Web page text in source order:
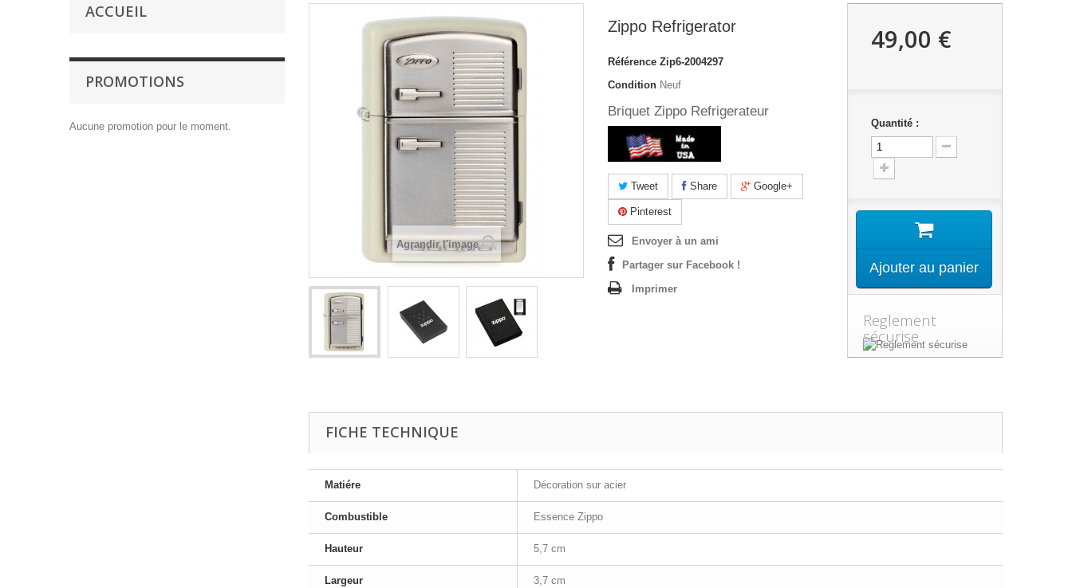
ACCUEIL
PROMOTIONS
Aucune promotion pour le moment.
Agrandir l'image
Zippo Refrigerator
Référence Zip6-2004297
Condition Neuf
Briquet Zippo Refrigerateur
Tweet Share Google+
Pinterest
Envoyer à un ami
Partager sur Facebook !
Imprimer
49,00 €
Quantité :
Ajouter au panier
Reglement
sécurise
FICHE TECHNIQUE
Matiére Décoration sur acier
Combustible Essence Zippo
Hauteur 5,7 cm
Largeur 3,7 cm